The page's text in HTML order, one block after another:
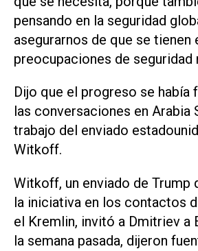
pensando en la seguridad
asegurarnos de que se tienen
preocupaciones de seguridad
Dijo que el progreso se había
las conversaciones en Arabia
trabajo del enviado
Witkoff.
Witkoff, un enviado de Trump
la iniciativa en los contactos
el Kremlin, invitó a Dmitriev a
la semana pasada, dijeron